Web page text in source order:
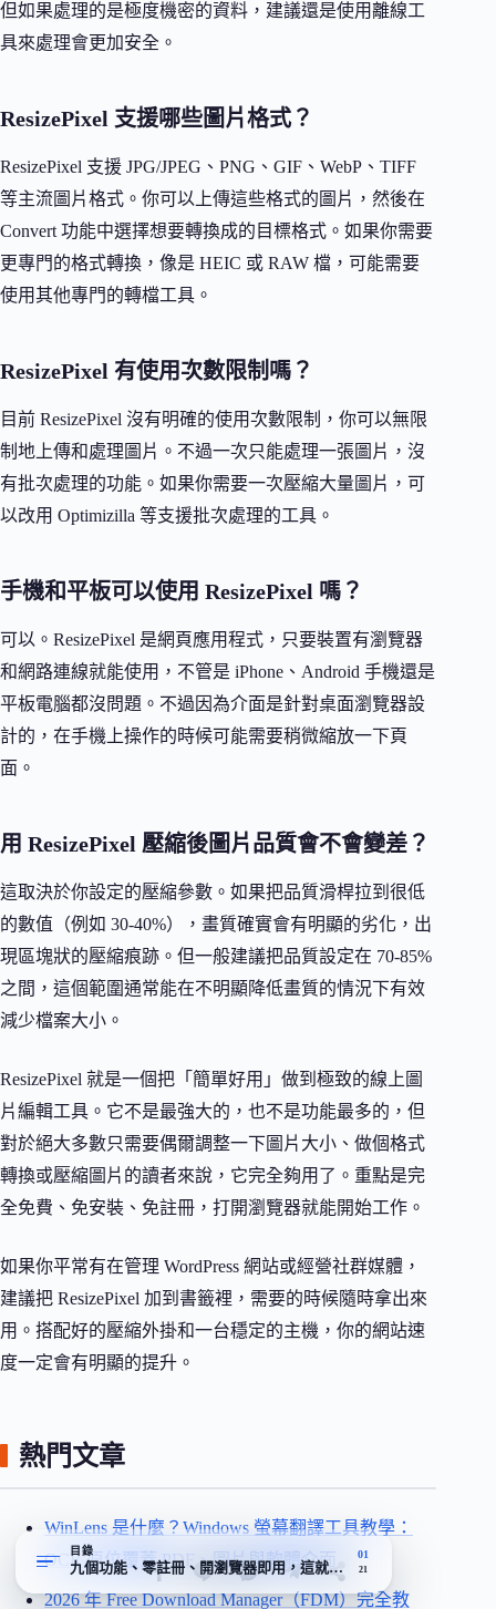
但如果處理的是極度機密的資料，建議還是使用離線工
具來處理會更加安全。
ResizePixel 支援哪些圖片格式？
ResizePixel 支援 JPG/JPEG、PNG、GIF、WebP、TIFF
等主流圖片格式。你可以上傳這些格式的圖片，然後在
Convert 功能中選擇想要轉換成的目標格式。如果你需要
更專門的格式轉換，像是 HEIC 或 RAW 檔，可能需要
使用其他專門的轉檔工具。
ResizePixel 有使用次數限制嗎？
目前 ResizePixel 沒有明確的使用次數限制，你可以無限
制地上傳和處理圖片。不過一次只能處理一張圖片，沒
有批次處理的功能。如果你需要一次壓縮大量圖片，可
以改用 Optimizilla 等支援批次處理的工具。
手機和平板可以使用 ResizePixel 嗎？
可以。ResizePixel 是網頁應用程式，只要裝置有瀏覽器
和網路連線就能使用，不管是 iPhone、Android 手機還是
平板電腦都沒問題。不過因為介面是針對桌面瀏覽器設
計的，在手機上操作的時候可能需要稍微縮放一下頁
面。
用 ResizePixel 壓縮後圖片品質會不會變差？
這取決於你設定的壓縮參數。如果把品質滑桿拉到很低
的數值（例如 30-40%），畫質確實會有明顯的劣化，出
現區塊狀的壓縮痕跡。但一般建議把品質設定在 70-85%
之間，這個範圍通常能在不明顯降低畫質的情況下有效
減少檔案大小。
ResizePixel 就是一個把「簡單好用」做到極致的線上圖
片編輯工具。它不是最強大的，也不是功能最多的，但
對於絕大多數只需要偶爾調整一下圖片大小、做個格式
轉換或壓縮圖片的讀者來說，它完全夠用了。重點是完
全免費、免安裝、免註冊，打開瀏覽器就能開始工作。
如果你平常有在管理 WordPress 網站或經營社群媒體，
建議把 ResizePixel 加到書籤裡，需要的時候隨時拿出來
用。搭配好的壓縮外掛和一台穩定的主機，你的網站速
度一定會有明顯的提升。
熱門文章
WinLens 是什麼？Windows 螢幕翻譯工具教學：
OCR 原位覆蓋 PDF、圖片與軟體介面
2026 年 Free Download Manager（FDM）完全教
目錄
九個功能、零註冊、開瀏覽器即用，這就是 ResizePixel 的全部哲學
01
21